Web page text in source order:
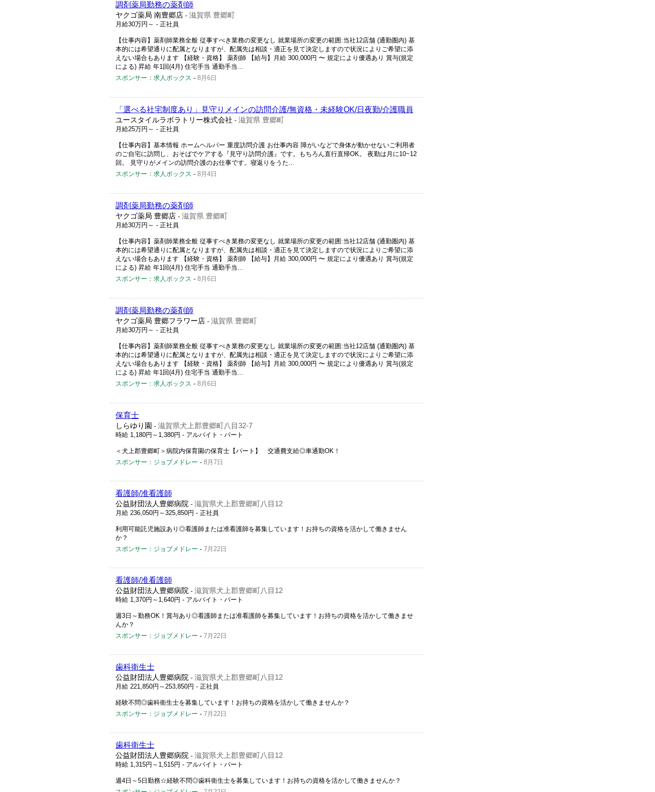
調剤薬局勤務の薬剤師
ヤクゴ薬局 南豊郷店 - 滋賀県 豊郷町
月給30万円～ - 正社員
【仕事内容】薬剤師業務全般 従事すべき業務の変更なし 就業場所の変更の範囲:当社12店舗 (通勤圏内) 基
本的には希望通りに配属となりますが、配属先は相談・適正を見て決定しますので状況によりご希望に添
えない場合もあります 【経験・資格】 薬剤師 【給与】月給 300,000円 〜 規定により優遇あり 賞与(規定
による) 昇給 年1回(4月) 住宅手当 通勤手当...
スポンサー：求人ボックス - 8月6日
「選べる社宅制度あり」見守りメインの訪問介護/無資格・未経験OK/日夜勤/介護職員
ユースタイルラボラトリー株式会社 - 滋賀県 豊郷町
月給25万円～ - 正社員
【仕事内容】基本情報 ホームヘルパー 重度訪問介護 お仕事内容 障がいなどで身体が動かせないご利用者
のご自宅に訪問し、おそばでケアする『見守り訪問介護』です。もちろん直行直帰OK。 夜勤は月に10~12
回。 見守りがメインの訪問介護のお仕事です。寝返りをうた...
スポンサー：求人ボックス - 8月4日
調剤薬局勤務の薬剤師
ヤクゴ薬局 豊郷店 - 滋賀県 豊郷町
月給30万円～ - 正社員
【仕事内容】薬剤師業務全般 従事すべき業務の変更なし 就業場所の変更の範囲:当社12店舗 (通勤圏内) 基
本的には希望通りに配属となりますが、配属先は相談・適正を見て決定しますので状況によりご希望に添
えない場合もあります 【経験・資格】 薬剤師 【給与】月給 300,000円 〜 規定により優遇あり 賞与(規定
による) 昇給 年1回(4月) 住宅手当 通勤手当...
スポンサー：求人ボックス - 8月6日
調剤薬局勤務の薬剤師
ヤクゴ薬局 豊郷フラワー店 - 滋賀県 豊郷町
月給30万円～ - 正社員
【仕事内容】薬剤師業務全般 従事すべき業務の変更なし 就業場所の変更の範囲:当社12店舗 (通勤圏内) 基
本的には希望通りに配属となりますが、配属先は相談・適正を見て決定しますので状況によりご希望に添
えない場合もあります 【経験・資格】 薬剤師 【給与】月給 300,000円 〜 規定により優遇あり 賞与(規定
による) 昇給 年1回(4月) 住宅手当 通勤手当...
スポンサー：求人ボックス - 8月6日
保育士
しらゆり園 - 滋賀県犬上郡豊郷町八目32-7
時給 1,180円～1,380円 - アルバイト・パート
＜犬上郡豊郷町＞病院内保育園の保育士【パート】 交通費支給◎車通勤OK！
スポンサー：ジョブメドレー - 8月7日
看護師/准看護師
公益財団法人豊郷病院 - 滋賀県犬上郡豊郷町八目12
月給 236,050円～325,850円 - 正社員
利用可能託児施設あり◎看護師または准看護師を募集しています！お持ちの資格を活かして働きません
か？
スポンサー：ジョブメドレー - 7月22日
看護師/准看護師
公益財団法人豊郷病院 - 滋賀県犬上郡豊郷町八目12
時給 1,370円～1,640円 - アルバイト・パート
週3日～勤務OK！賞与あり◎看護師または准看護師を募集しています！お持ちの資格を活かして働きませ
んか？
スポンサー：ジョブメドレー - 7月22日
歯科衛生士
公益財団法人豊郷病院 - 滋賀県犬上郡豊郷町八目12
月給 221,850円～253,850円 - 正社員
経験不問◎歯科衛生士を募集しています！お持ちの資格を活かして働きませんか？
スポンサー：ジョブメドレー - 7月22日
歯科衛生士
公益財団法人豊郷病院 - 滋賀県犬上郡豊郷町八目12
時給 1,315円～1,515円 - アルバイト・パート
週4日～5日勤務☆経験不問◎歯科衛生士を募集しています！お持ちの資格を活かして働きませんか？